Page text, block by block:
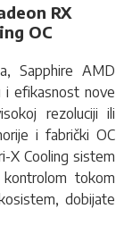
RX
OC
Sapphire AMD
i efikasnost nove
rezoluciji ili
i fabrički OC
X Cooling sistem
tokom
dobijate